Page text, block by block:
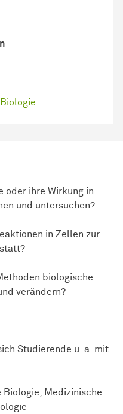
oder ihre Wirkung in
und untersuchen?
in Zellen zur
biologische
verändern?
Studierende u. a. mit
Biologie, Medizinische